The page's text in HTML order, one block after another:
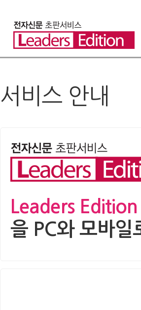
서비스 안내
Leaders
을 PC와 모바일